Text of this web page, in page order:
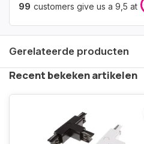
99 customers give us a 9,5 at
Gerelateerde producten
Recent bekeken artikelen